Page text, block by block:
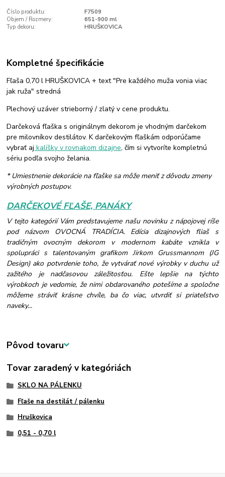
Číslo produktu:
F7509
Objem / Rozmery:
651-900 ml
Typ dekoru:
HRUŠKOVICA
Kompletné špecifikácie
Fľaša 0,70 l HRUŠKOVICA + text "Pre každého muža vonia viac
jak ruža" stredná
Plechový uzáver strieborný / zlatý v cene produktu.
Darčeková fľaška s originálnym dekorom je vhodným darčekom
pre milovníkov destilátov. K darčekovým fľaškám odporúčame
vybrať aj kalíšky v rovnakom dizajne, čím si vytvoríte kompletnú
sériu podľa svojho želania.
* Umiestnenie dekorácie na fľaške sa môže meniť z dôvodu zmeny
výrobných postupov.
DARČEKOVÉ FĽAŠE, PANÁKY
V tejto kategórií Vám predstavujeme našu novinku z nápojovej ríše
pod názvom OVOCNÁ TRADÍCIA. Edícia dizajnových fliaš s
tradičným ovocným dekorom v modernom kabáte vznikla v
spolupráci s talentovaným grafikom Jirkom Grussmannom (JG
Design) ako potvrdenie toho, že vytvárať nové výrobky v duchu už
zažitého je nadčasovou záležitosťou. Ešte lepšie na týchto
výrobkoch je vedomie, že nimi obdarovaného potešíme a spoločne
môžeme stráviť krásne chvíle, ba čo viac, utvrdiť si priateľstvo
naveky...
Pôvod tovaru
Tovar zaradený v kategóriách
SKLO NA PÁLENKU
Fľaše na destilát / pálenku
Hruškovica
0,51 - 0,70 l